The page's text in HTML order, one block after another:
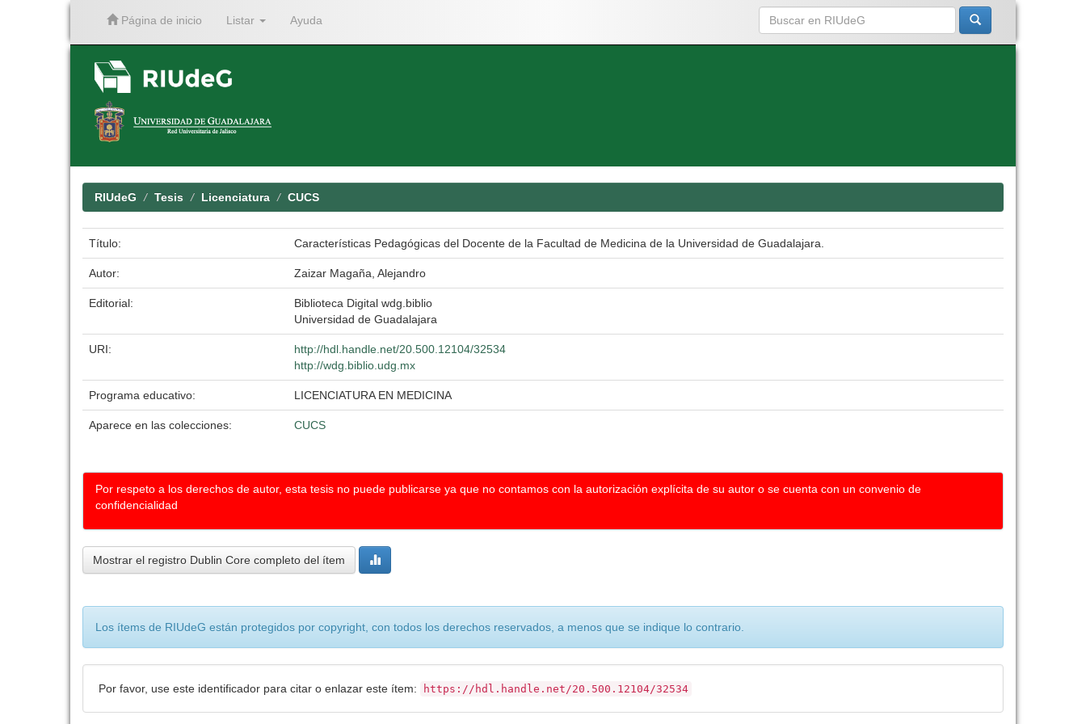
Página de inicio Listar Ayuda
RIUdeG Tesis Licenciatura CUCS
Título: Características Pedagógicas del Docente de la Facultad de Medicina de la Universidad de Guadalajara.
Autor: Zaizar Magaña, Alejandro
Editorial:
Biblioteca Digital wdg.biblio
Universidad de Guadalajara
URI:
http://hdl.handle.net/20.500.12104/32534
http://wdg.biblio.udg.mx
Programa educativo: LICENCIATURA EN MEDICINA
Aparece en las colecciones: CUCS
Por respeto a los derechos de autor, esta tesis no puede publicarse ya que no contamos con la autorización explícita de su autor o se cuenta con un convenio de
confidencialidad
Mostrar el registro Dublin Core completo del ítem
Los ítems de RIUdeG están protegidos por copyright, con todos los derechos reservados, a menos que se indique lo contrario.
Por favor, use este identificador para citar o enlazar este ítem: https://hdl.handle.net/20.500.12104/32534